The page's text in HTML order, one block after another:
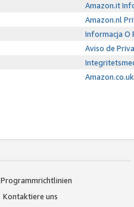
Amazon.it
Amazon.nl
Informacja O
Aviso de
Programmrichtlinien
Kontaktiere uns